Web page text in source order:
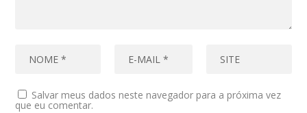
Salvar meus dados neste navegador para a próxima vez
que eu comentar.